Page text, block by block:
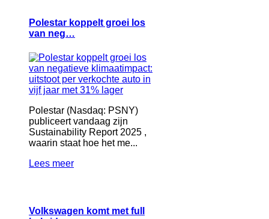
Polestar koppelt groei los
van neg…
Polestar (Nasdaq: PSNY)
publiceert vandaag zijn
Sustainability Report 2025 ,
waarin staat hoe het me...
Lees meer
Volkswagen komt met full